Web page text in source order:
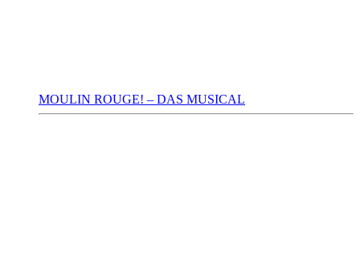
MOULIN ROUGE! – DAS MUSICAL